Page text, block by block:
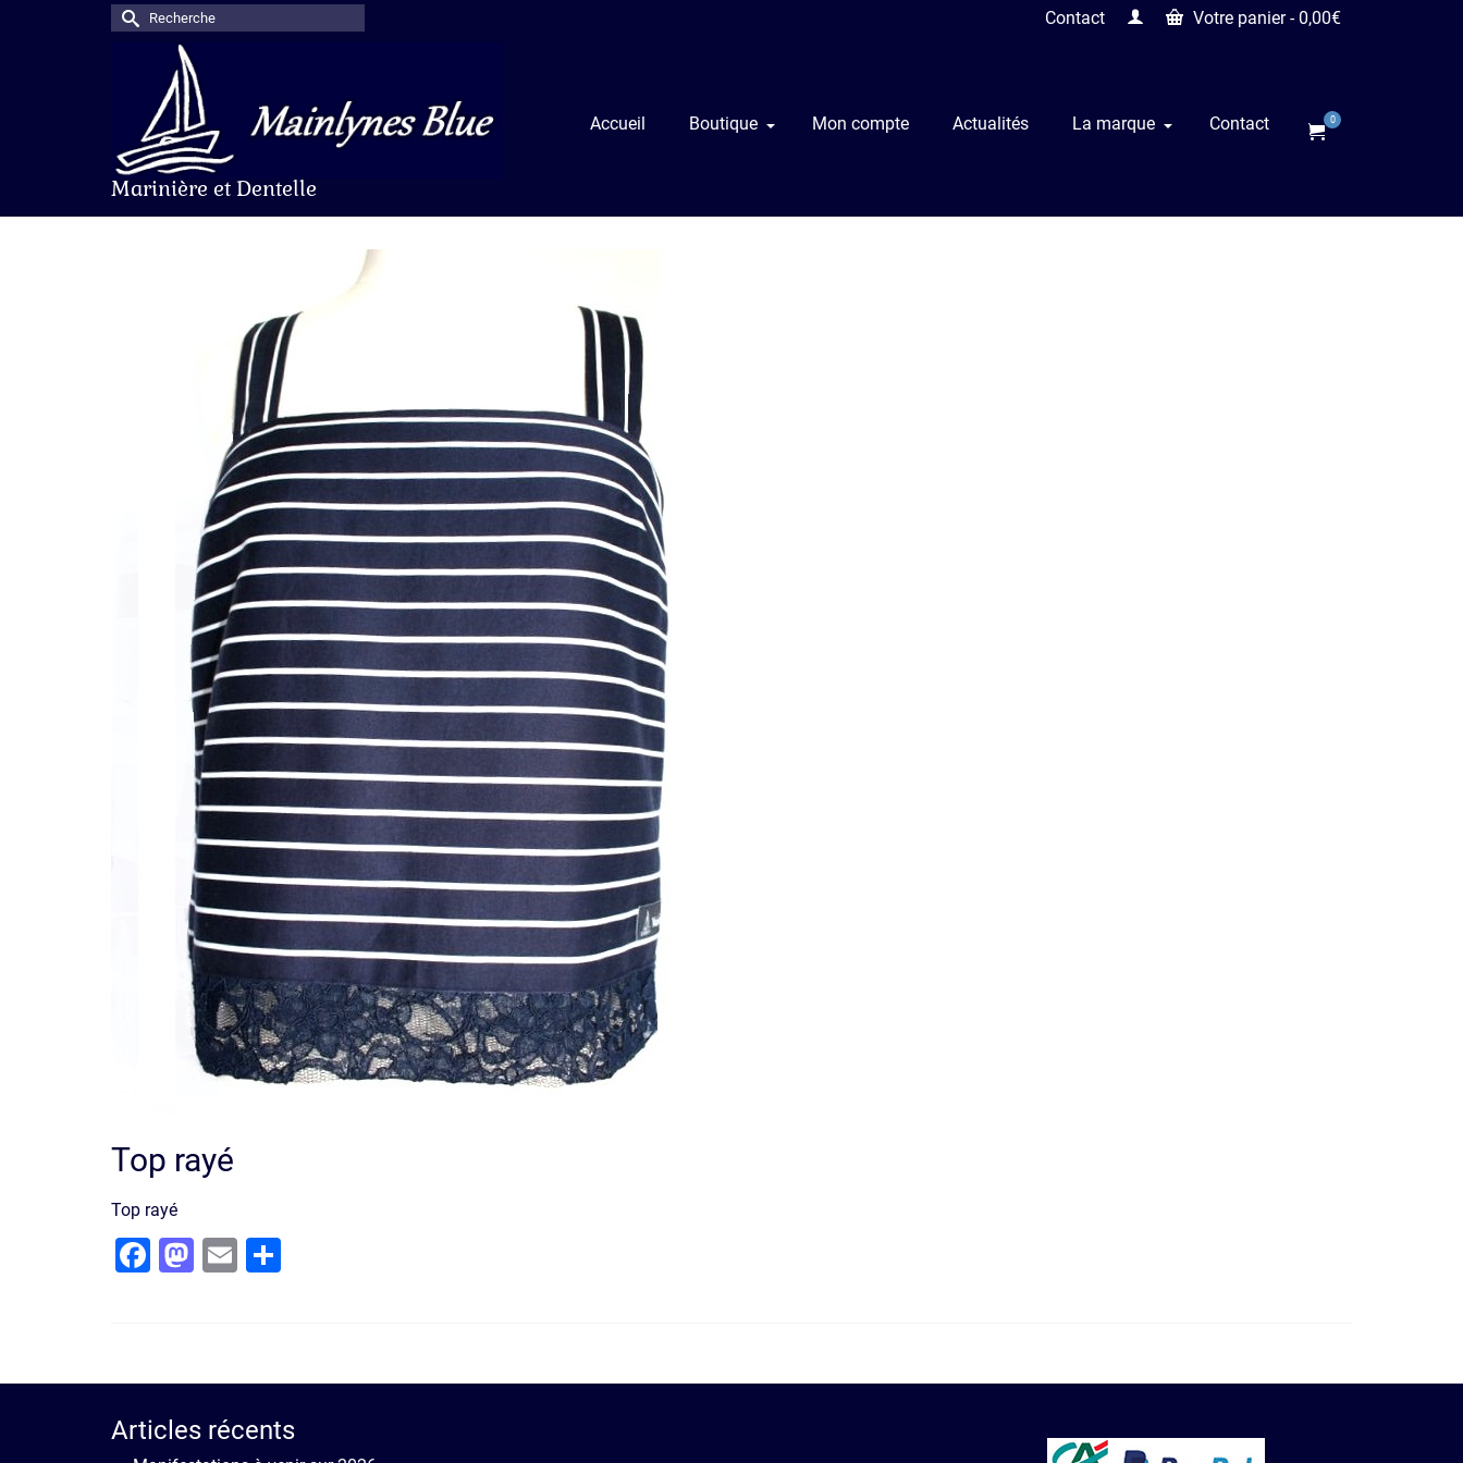
Contact Votre panier- 0,00€
Rechercher :
Marinière et Dentelle
Accueil Boutique Mon compte Actualités La marque Contact 0
Top rayé
Top rayé
Facebook
Mastodon
Email
Articles récents